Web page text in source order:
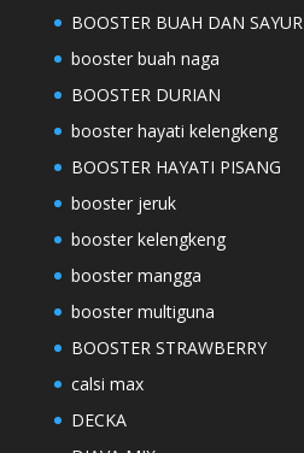
BOOSTER BUAH DAN SAYUR
booster buah naga
BOOSTER DURIAN
booster hayati kelengkeng
BOOSTER HAYATI PISANG
booster jeruk
booster kelengkeng
booster mangga
booster multiguna
BOOSTER STRAWBERRY
calsi max
DECKA